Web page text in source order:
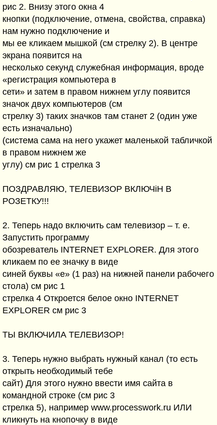
рис 2. Внизу этого окна 4
кнопки (подключение, отмена, свойства, справка)
нам нужно подключение и
мы ее кликаем мышкой (см стрелку 2). В центре
экрана появится на
несколько секунд служебная информация, вроде
«регистрация компьютера в
сети» и затем в правом нижнем углу появится
значок двух компьютеров (см
стрелку 3) таких значков там станет 2 (один уже
есть изначально)
(система сама на него укажет маленькой табличкой
в правом нижнем же
углу) см рис 1 стрелка 3
ПОЗДРАВЛЯЮ, ТЕЛЕВИЗОР ВКЛЮЧіН В
РОЗЕТКУ!!!
2. Теперь надо включить сам телевизор – т. е.
Запустить программу
обозреватель INTERNET EXPLORER. Для этого
кликаем по ее значку в виде
синей буквы «е» (1 раз) на нижней панели рабочего
стола) см рис 1
стрелка 4 Откроется белое окно INTERNET
EXPLORER см рис 3
ТЫ ВКЛЮЧИЛА ТЕЛЕВИЗОР!
3. Теперь нужно выбрать нужный канал (то есть
открыть необходимый тебе
сайт) Для этого нужно ввести имя сайта в
командной строке (см рис 3
стрелка 5), например www.processwork.ru ИЛИ
кликнуть на кнопочку в виде